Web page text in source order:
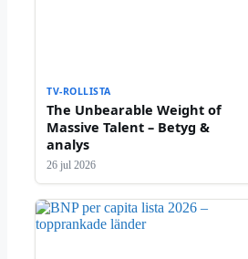
TV-ROLLISTA
The Unbearable Weight of
Massive Talent – Betyg &
analys
26 jul 2026